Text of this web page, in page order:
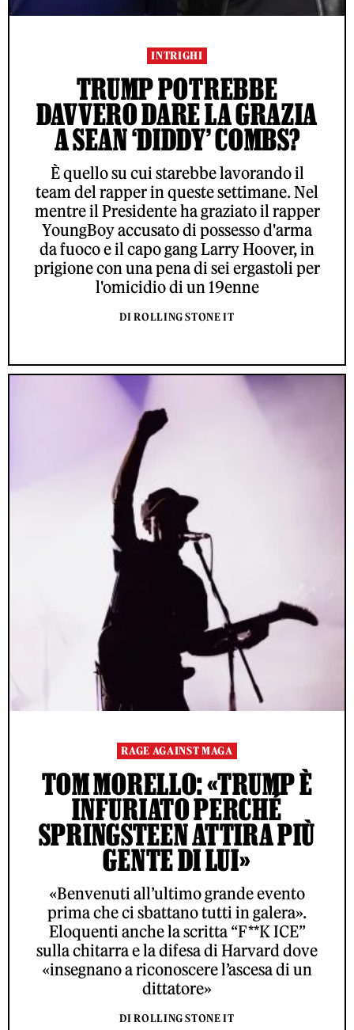
INTRIGHI
TRUMP POTREBBE
DAVVERO DARE LA GRAZIA
A SEAN ‘DIDDY’ COMBS?
È quello su cui starebbe lavorando il
team del rapper in queste settimane. Nel
mentre il Presidente ha graziato il rapper
YoungBoy accusato di possesso d'arma
da fuoco e il capo gang Larry Hoover, in
prigione con una pena di sei ergastoli per
l'omicidio di un 19enne
DI ROLLING STONE IT
RAGE AGAINST MAGA
TOM MORELLO: «TRUMP È
INFURIATO PERCHÉ
SPRINGSTEEN ATTIRA PIÙ
GENTE DI LUI»
«Benvenuti all’ultimo grande evento
prima che ci sbattano tutti in galera».
Eloquenti anche la scritta “F**K ICE”
sulla chitarra e la difesa di Harvard dove
«insegnano a riconoscere l’ascesa di un
dittatore»
DI ROLLING STONE IT